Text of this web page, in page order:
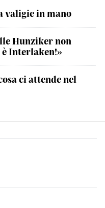
valigie in mano
Hunziker non
è Interlaken!»
ci attende nel